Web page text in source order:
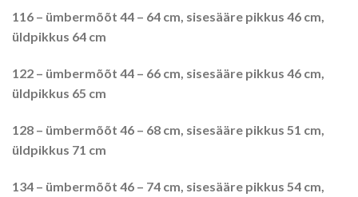
116 – ümbermõõt 44 – 64 cm, sisesääre pikkus 46 cm,
üldpikkus 64 cm
122 – ümbermõõt 44 – 66 cm, sisesääre pikkus 46 cm,
üldpikkus 65 cm
128 – ümbermõõt 46 – 68 cm, sisesääre pikkus 51 cm,
üldpikkus 71 cm
134 – ümbermõõt 46 – 74 cm, sisesääre pikkus 54 cm,